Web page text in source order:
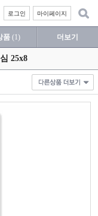
마이페이지
로그인
품 (1) 더보기
25x8